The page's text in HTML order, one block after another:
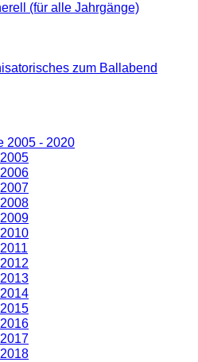
(für alle Jahrgänge)
zum Ballabend
2005 - 2020